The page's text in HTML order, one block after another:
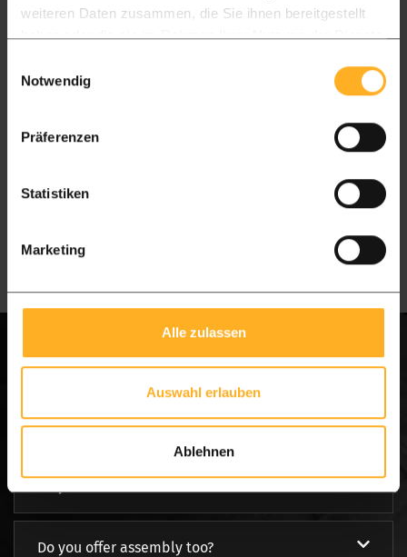
weiteren Daten zusammen, die Sie ihnen bereitgestellt
haben oder die sie im Rahmen Ihrer Nutzung der Dienste
Notwendig
Präferenzen
Statistiken
Marketing
Alle zulassen
Auswahl erlauben
Ablehnen
Chantal, the senior of the advisory team
Call us directly: [ +49 282 17483051 ] (Mon-Fri |
Frequent questions
Do you have a showroom?
Do you offer assembly too?